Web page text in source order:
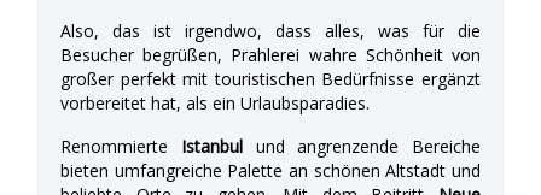
Also, das ist irgendwo, dass alles, was für die
Besucher begrüßen, Prahlerei wahre Schönheit von
großer perfekt mit touristischen Bedürfnisse ergänzt
vorbereitet hat, als ein Urlaubsparadies.
Renommierte Istanbulund angrenzende Bereiche
bieten umfangreiche Palette an schönen Altstadt und